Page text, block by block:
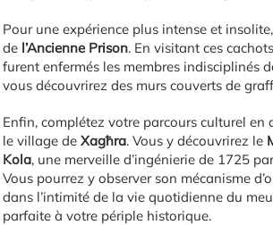
Pour une expérience plus intense et
de l’Ancienne Prison. En visitant ces
furent enfermés les membres indisciplinés
vous découvrirez des murs couverts de
Enfin, complétez votre parcours culturel
le village de Xagħra. Vous y découvrirez le
Kola, une merveille d’ingénierie de 1725
Vous pourrez y observer son mécanisme
dans l’intimité de la vie quotidienne du
parfaite à votre périple historique.